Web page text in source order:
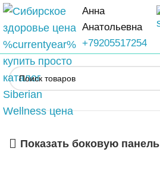
Анна
Анатольевна
+79205517254
Показать боковую панель